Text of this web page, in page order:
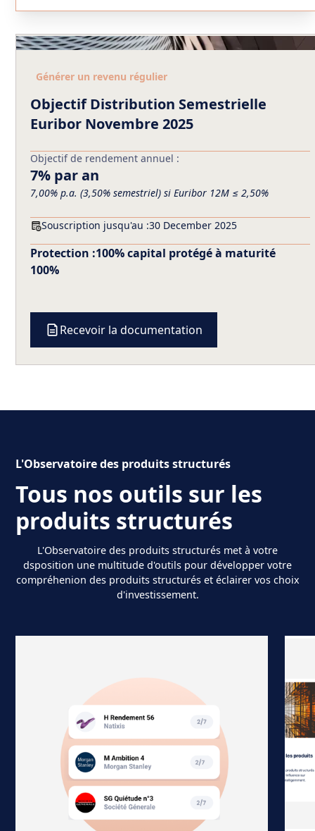
Générer un revenu régulier
Objectif Distribution Semestrielle
Euribor Novembre 2025
Objectif de rendement annuel :
7% par an
7,00% p.a. (3,50% semestriel) si Euribor 12M ≤ 2,50%
Souscription jusqu'au :30 December 2025
Protection :100% capital protégé à maturité
100%
Recevoir la documentation
L'Observatoire des produits structurés
Tous nos outils sur les
produits structurés
L'Observatoire des produits structurés met à votre
dsposition une multitude d'outils pour développer votre
compréhenion des produits structurés et éclairer vos choix
d'investissement.